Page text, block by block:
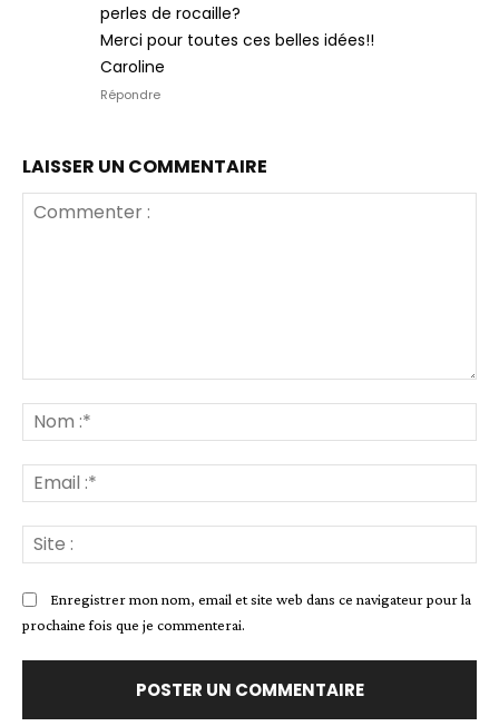
perles de rocaille?
Merci pour toutes ces belles idées!!
Caroline
Répondre
LAISSER UN COMMENTAIRE
:*
:*
:
Enregistrer mon nom, email et site web dans ce navigateur pour la
prochaine fois que je commenterai.